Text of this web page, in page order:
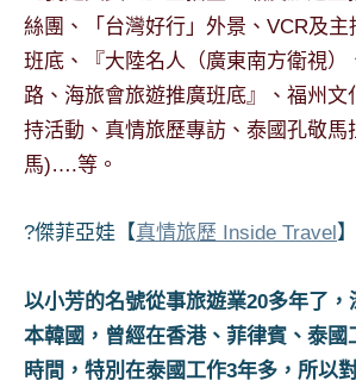
泰
國
旅
書
作
各
會
及
活
絲團、「台灣好行」外景、VCR及
班底、『大陸名人（廣東南方衛視）
路、海旅會旅遊推廣班底』、福州文
持活動、真情旅歷專訪、泰國孔敬馬
馬)….等。
?傑菲亞娃【真情旅歷 Inside Travel
以小芳的名號從事旅遊業20多年了，
本韓國，曾經在香港、菲律賓、泰國
時間，特別在泰國工作3年多，所以